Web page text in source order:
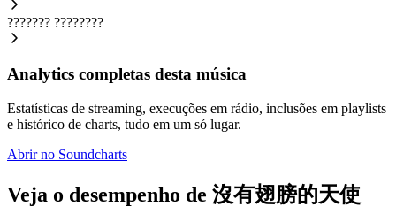
??????? ????????
Analytics completas desta música
Estatísticas de streaming, execuções em rádio, inclusões em playlists
e histórico de charts, tudo em um só lugar.
Abrir no Soundcharts
Veja o desempenho de 沒有翅膀的天使